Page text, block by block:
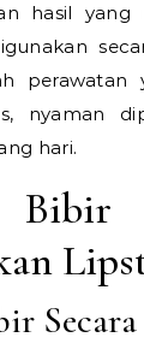
hasil yang
perawatan
nyaman
hari.
Bibir